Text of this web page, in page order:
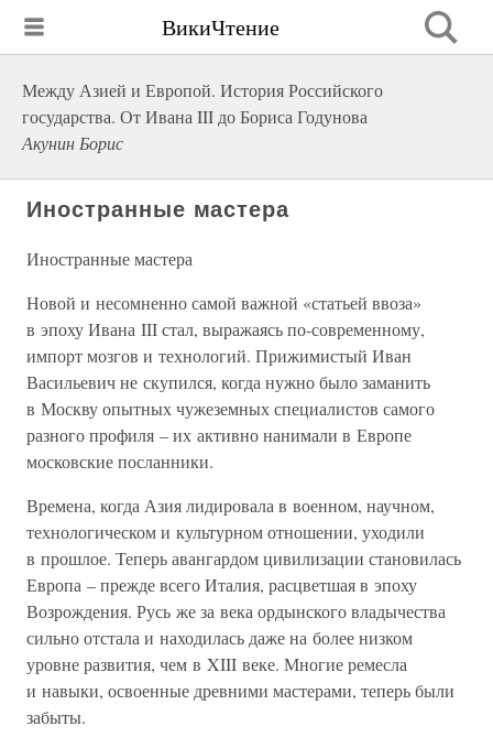
ВикиЧтение
Между Азией и Европой. История Российского
государства. От Ивана III до Бориса Годунова
Акунин Борис
Иностранные мастера
Иностранные мастера
Новой и несомненно самой важной «статьей ввоза»
в эпоху Ивана III стал, выражаясь по-современному,
импорт мозгов и технологий. Прижимистый Иван
Васильевич не скупился, когда нужно было заманить
в Москву опытных чужеземных специалистов самого
разного профиля – их активно нанимали в Европе
московские посланники.
Времена, когда Азия лидировала в военном, научном,
технологическом и культурном отношении, уходили
в прошлое. Теперь авангардом цивилизации становилась
Европа – прежде всего Италия, расцветшая в эпоху
Возрождения. Русь же за века ордынского владычества
сильно отстала и находилась даже на более низком
уровне развития, чем в XIII веке. Многие ремесла
и навыки, освоенные древними мастерами, теперь были
забыты.